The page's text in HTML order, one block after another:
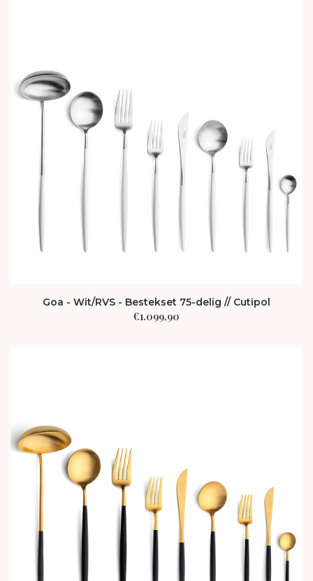
Goa - Wit/RVS - Bestekset 75-delig // Cutipol
€1.099,90